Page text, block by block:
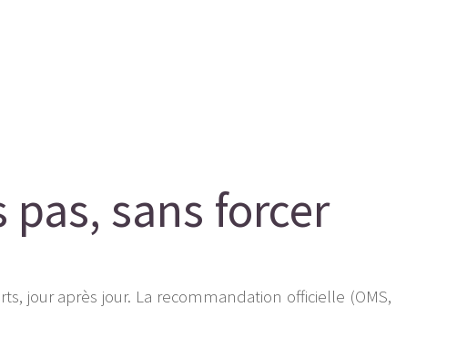
pas, sans forcer
jour après jour. La recommandation officielle (OMS,